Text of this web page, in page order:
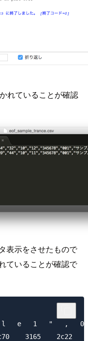
れていることが確認
表示をさせたもので
ていることが確認で
l   e   1   "   ,
3165    2c22